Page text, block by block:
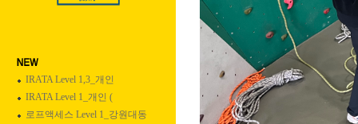
IRATA Level 1,3_개인
IRATA Level 1_개인 (
로프액세스 Level 1_강원대동